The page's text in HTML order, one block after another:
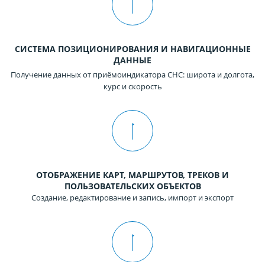
СИСТЕМА ПОЗИЦИОНИРОВАНИЯ И НАВИГАЦИОННЫЕ
ДАННЫЕ
Получение данных от приёмоиндикатора СНС: широта и долгота,
курс и скорость
ОТОБРАЖЕНИЕ КАРТ, МАРШРУТОВ, ТРЕКОВ И
ПОЛЬЗОВАТЕЛЬСКИХ ОБЪЕКТОВ
Создание, редактирование и запись, импорт и экспорт